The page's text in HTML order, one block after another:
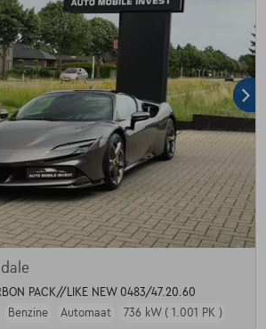
PACK//LIKE NEW 0483/47.20.60
Benzine Automaat 736 kW ( 1.001 PK )